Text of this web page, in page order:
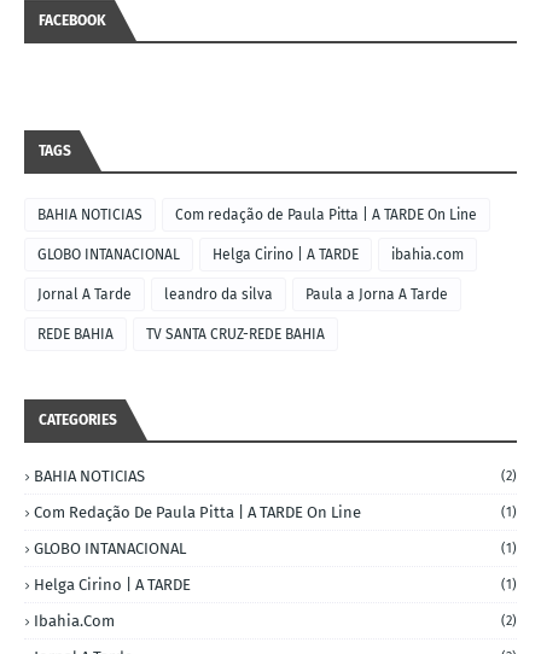
FACEBOOK
TAGS
BAHIA NOTICIAS Com redação de Paula Pitta | A TARDE On Line
GLOBO INTANACIONAL Helga Cirino | A TARDE ibahia.com
Jornal A Tarde leandro da silva Paula a Jorna A Tarde
REDE BAHIA TV SANTA CRUZ-REDE BAHIA
CATEGORIES
BAHIA NOTICIAS (2)
Com Redação De Paula Pitta | A TARDE On Line (1)
GLOBO INTANACIONAL (1)
Helga Cirino | A TARDE (1)
Ibahia.com (2)